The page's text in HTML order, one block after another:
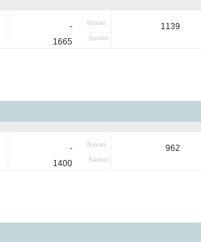
- Nuvær.
1665 Samlet
1139
- Nuvær.
1400 Samlet
962